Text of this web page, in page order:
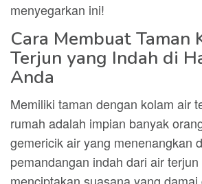
menyegarkan ini!
Cara Membuat Taman
Terjun yang Indah di
Anda
Memiliki taman dengan kolam air
rumah adalah impian banyak
gemericik air yang menenangkan
pemandangan indah dari air